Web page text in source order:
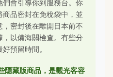
會引導你到服務台。你
品密封在免稅袋中，並
密封後在離開日本前不
以備海關檢查。有些分
預留時間。
隱藏版商品，是觀光客容